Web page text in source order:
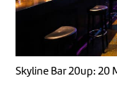
Skyline Bar 20up: 20